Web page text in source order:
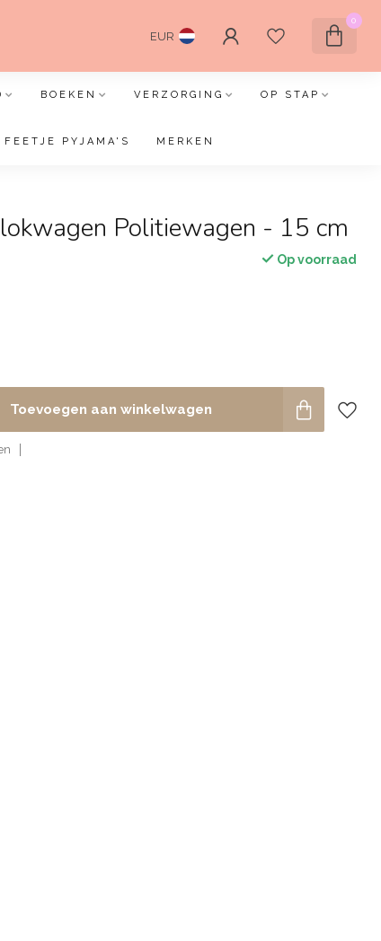
EUR
0
BOEKEN VERZORGING OP STAP
FEETJE PYJAMA'S MERKEN
Politiewagen - 15 cm
Op voorraad
Toevoegen aan winkelwagen